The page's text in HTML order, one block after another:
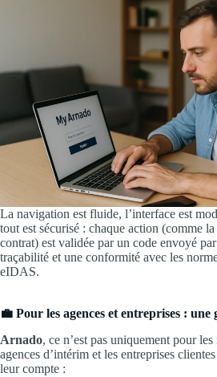
La navigation est fluide, l’interface est
tout est sécurisé : chaque action (comme
contrat) est validée par un code envoyé
traçabilité et une conformité avec les
eIDAS.
💼 Pour les agences et entreprises : une
Arnado, ce n’est pas uniquement pour
agences d’intérim et les entreprises
leur compte :